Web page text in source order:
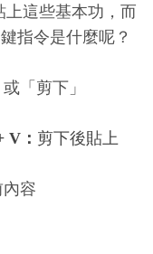
上這些基本功，而
指令是什麼呢？
「剪下」
V： 剪下後貼上
內容